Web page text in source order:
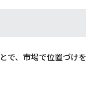
で、市場で位置づけを